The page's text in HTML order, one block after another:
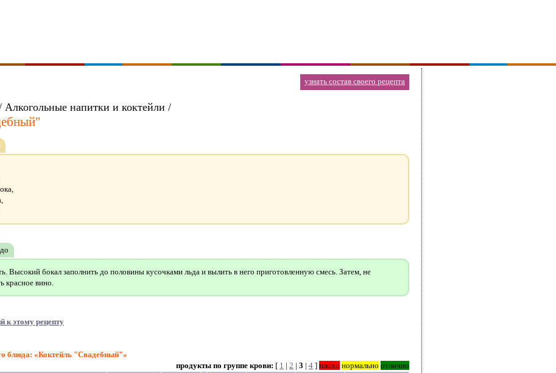
узнать состав своего рецепта
напитки и коктейли /
Высокий бокал заполнить до половины кусочками льда и вылить в него приготовленную смесь. Затем, не
красное вино.
к этому рецепту
блюда: «Коктейль "Свадебный"»
продукты по группе крови: [ 1 | 2 | 3 | 4 ] плохо нормально отлично